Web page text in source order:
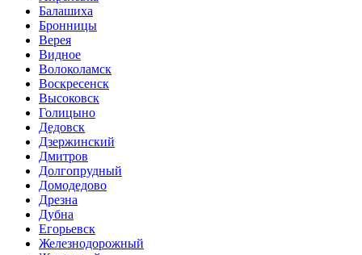
Балашиха
Бронницы
Верея
Видное
Волоколамск
Воскресенск
Высоковск
Голицыно
Дедовск
Дзержинский
Дмитров
Долгопрудный
Домодедово
Дрезна
Дубна
Егорьевск
Железнодорожный